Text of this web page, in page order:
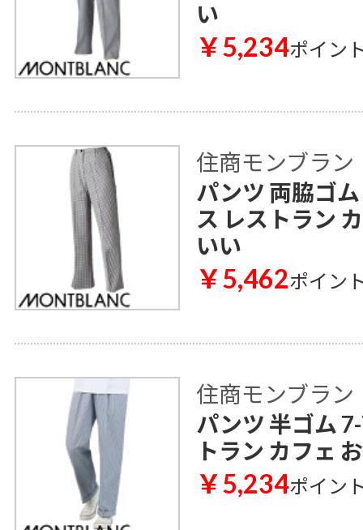
い
￥5,234ポイン
住商モンブラン
パンツ 両脇ゴ
ス レストラン
いい
￥5,462ポイン
住商モンブラン
パンツ 半ゴム
トラン カフェ
￥5,234ポイン